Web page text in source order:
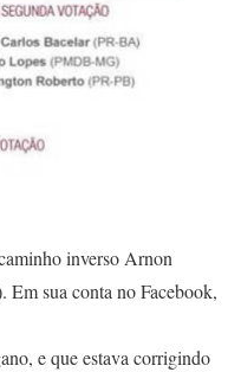
inverso Arnon
sua conta no Facebook,
e que estava corrigindo